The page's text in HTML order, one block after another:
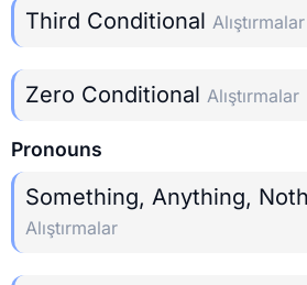
Third Conditional Alıştırmalar
Zero Conditional Alıştırmalar
Pronouns
Something, Anything,
Alıştırmalar